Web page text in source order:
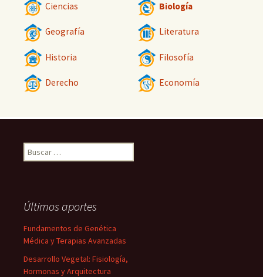
Ciencias Biología
Geografía Literatura
Historia Filosofía
Derecho Economía
Buscar:
Últimos aportes
Fundamentos de Genética
Médica y Terapias Avanzadas
Desarrollo Vegetal: Fisiología,
Hormonas y Arquitectura